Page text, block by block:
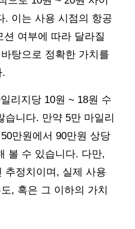
. 이는 사용 시점의 항공
여부에 따라 달라질
탕으로 정확한 가치를
.
리지당 10원 ~ 18원 수
니다. 만약 5만 마일리
만원에서 90만원 상당
볼 수 있습니다. 다만,
추정치이며, 실제 사용
, 혹은 그 이하의 가치